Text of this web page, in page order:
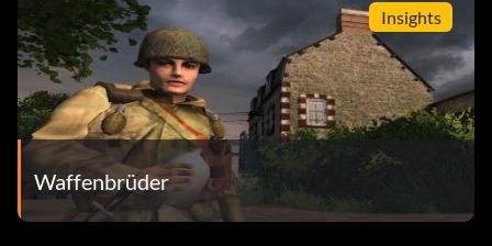
Insights
Waffenbrüder